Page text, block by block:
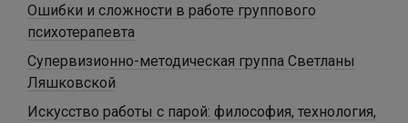
Ошибки и сложности в работе группового
психотерапевта
Супервизионно-методическая группа Светланы
Ляшковской
Искусство работы с парой: философия, технология,